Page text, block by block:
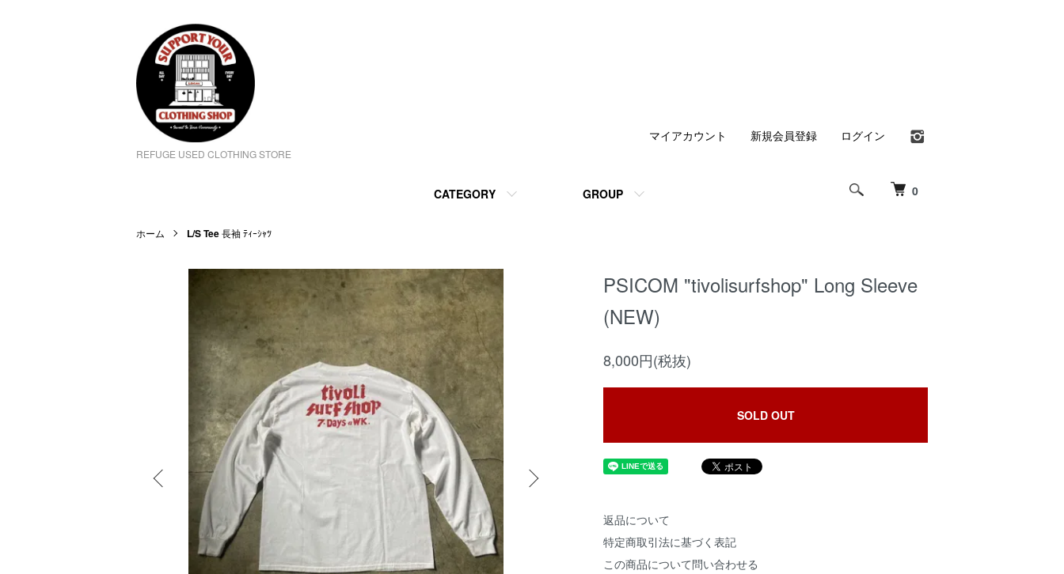
REFUGE USED CLOTHING STORE
0
CATEGORY GROUP
マイアカウント 新規会員登録 ログイン
ホーム L/S Tee長袖 ﾃｨｰｼｬﾂ
PSICOM "tivolisurfshop" Long Sleeve
(NEW)
8,000円(税抜)
SOLD OUT
返品について
特定商取引法に基づく表記
この商品について問い合わせる